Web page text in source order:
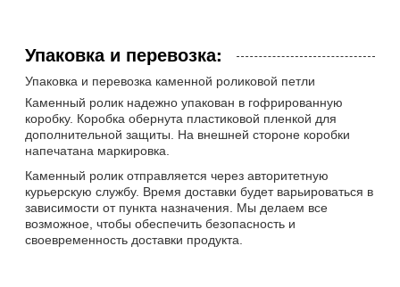
Упаковка и перевозка:
Упаковка и перевозка каменной роликовой петли
Каменный ролик надежно упакован в гофрированную
коробку. Коробка обернута пластиковой пленкой для
дополнительной защиты. На внешней стороне коробки
напечатана маркировка.
Каменный ролик отправляется через авторитетную
курьерскую службу. Время доставки будет варьироваться в
зависимости от пункта назначения. Мы делаем все
возможное, чтобы обеспечить безопасность и
своевременность доставки продукта.